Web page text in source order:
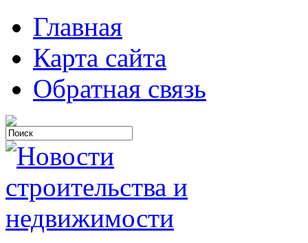
Главная
Карта сайта
Обратная связь